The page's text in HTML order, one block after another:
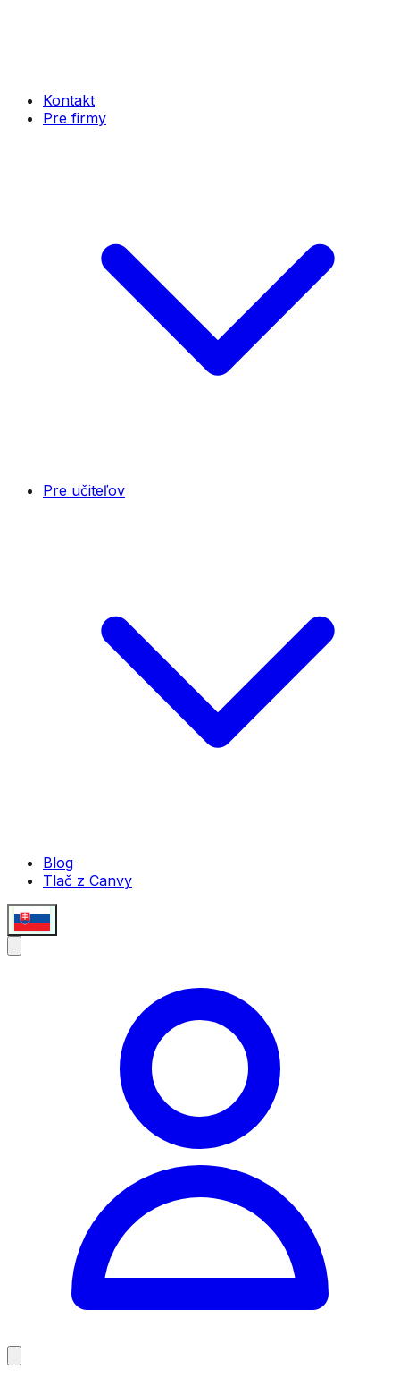
Kontakt
Pre firmy
Pre učiteľov
Blog
Tlač z Canvy